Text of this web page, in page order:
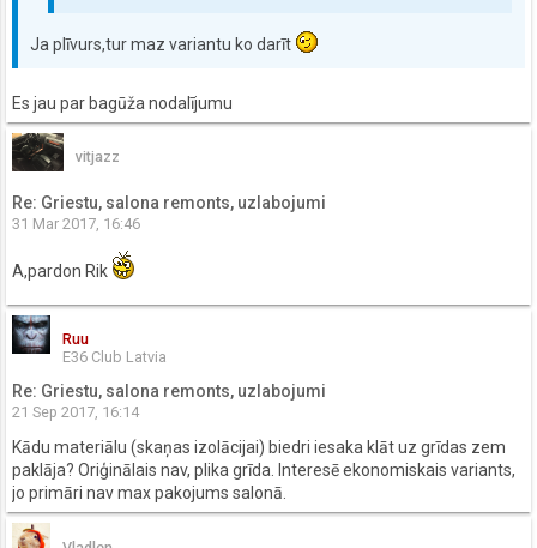
Ja plīvurs,tur maz variantu ko darīt
Es jau par bagūža nodalījumu
vitjazz
Re: Griestu, salona remonts, uzlabojumi
31 Mar 2017, 16:46
A,pardon Rik
Ruu
E36 Club Latvia
Re: Griestu, salona remonts, uzlabojumi
21 Sep 2017, 16:14
Kādu materiālu (skaņas izolācijai) biedri iesaka klāt uz grīdas zem
paklāja? Oriģinālais nav, plika grīda. Interesē ekonomiskais variants,
jo primāri nav max pakojums salonā.